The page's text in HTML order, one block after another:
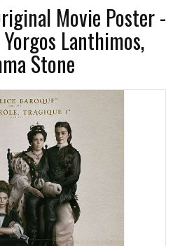
Movie Poster -
Lanthimos,
Stone